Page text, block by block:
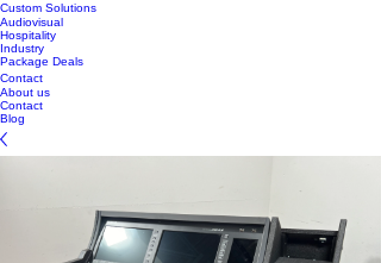
Custom Solutions
Audiovisual
Hospitality
Industry
Package Deals
Contact
About us
Contact
Blog